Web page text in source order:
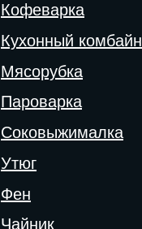
Кофеварка
Кухонный комбайн
Мясорубка
Пароварка
Соковыжималка
Утюг
Фен
Чайник